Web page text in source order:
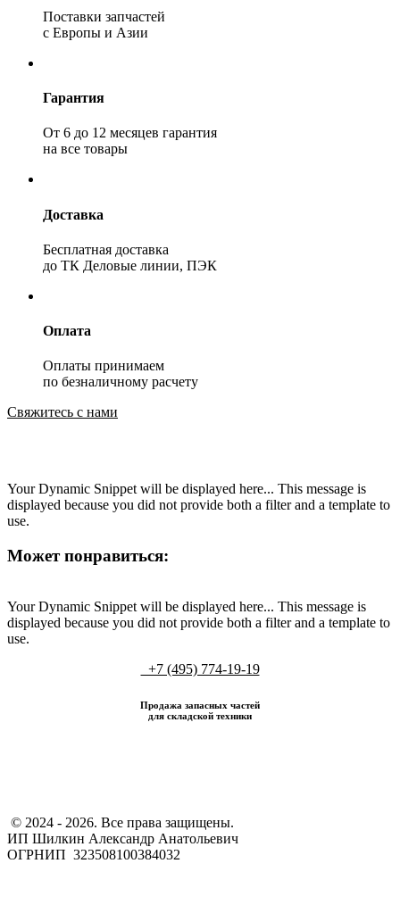
Поставки запчастей
с Европы и Азии
Гарантия
От 6 до 12 месяцев гарантия
на все товары
Доставка
Бесплатная доставка
до ТК Деловые линии, ПЭК
Оплата
Оплаты принимаем
по безналичному расчету
Свяжитесь с нами
Your Dynamic Snippet will be displayed here... This message is
displayed because you did not provide both a filter and a template to
use.
Может понравиться:
Your Dynamic Snippet will be displayed here... This message is
displayed because you did not provide both a filter and a template to
use.
+7 (495) 774-19-19
Продажа запасных частей
для складской техники
​ © 2024 - 2026. Все права защищены.
ИП Шилкин Александр Анатольевич
ОГРНИП 323508100384032